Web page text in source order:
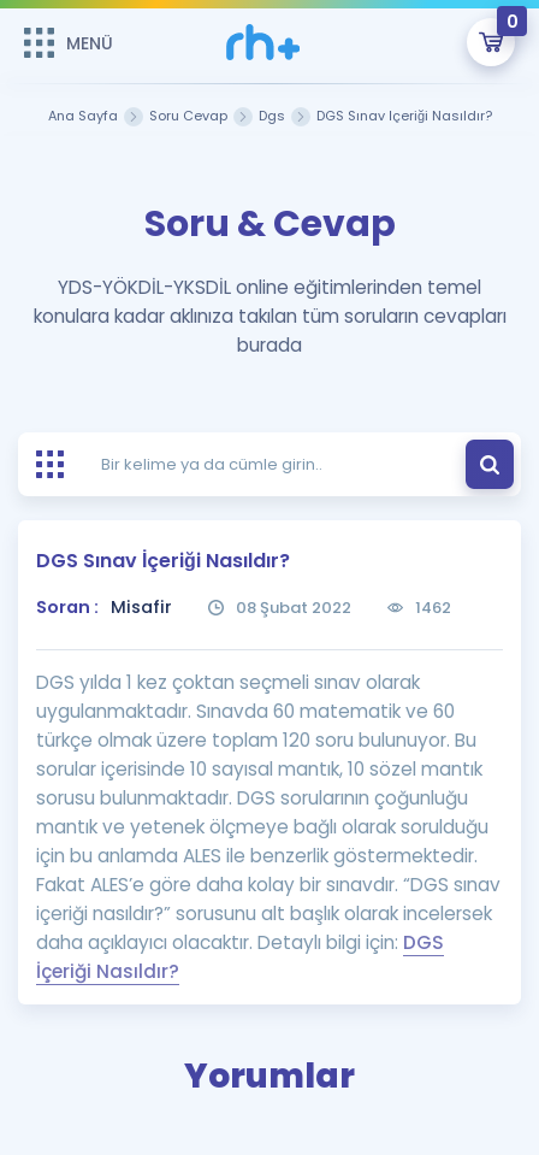
MENÜ
0
Şifremi Hatırlamıyorum
GİRİŞ YAP
Remzi Hoca ile seni sınava hazırlayacak onlarca eğitim seni
bekliyor!
MENÜ
Çalışma Paketleri
Kitaplar ve Kaynaklar
Ücretsiz Kaynaklar
Puan Hesaplama
Rehberlik Aracı
ÖSYM Sınav Takvimi
Kampanyalar
Blog
İngilizce Gramer
Blog
İngilizce Gramer
Hakkımızda
Ana Sayfa Soru Cevap Dgs DGS Sınav İçeriği Nasıldır?
Soru & Cevap
YDS-YÖKDİL-YKSDİL online eğitimlerinden temel
konulara kadar aklınıza takılan tüm soruların cevapları
burada
DGS Sınav İçeriği Nasıldır?
Soran : Misafir 08 Şubat 2022 1462
DGS yılda 1 kez çoktan seçmeli sınav olarak
uygulanmaktadır. Sınavda 60 matematik ve 60
türkçe olmak üzere toplam 120 soru bulunuyor. Bu
sorular içerisinde 10 sayısal mantık, 10 sözel mantık
sorusu bulunmaktadır. DGS sorularının çoğunluğu
mantık ve yetenek ölçmeye bağlı olarak sorulduğu
için bu anlamda ALES ile benzerlik göstermektedir.
Fakat ALES’e göre daha kolay bir sınavdır. “DGS sınav
içeriği nasıldır?” sorusunu alt başlık olarak incelersek
daha açıklayıcı olacaktır. Detaylı bilgi için: DGS
İçeriği Nasıldır?
Yorumlar